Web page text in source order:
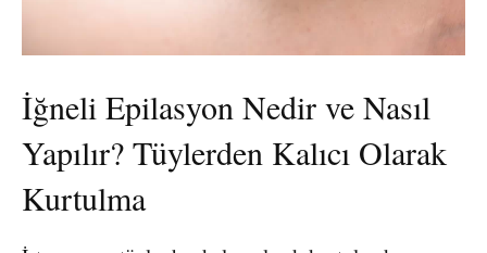
İğneli Epilasyon Nedir ve Nasıl
Yapılır? Tüylerden Kalıcı Olarak
Kurtulma